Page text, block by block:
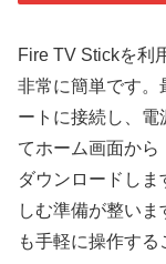
Fire TV Stickを利
非常に簡単です。
ートに接続し、電
てホーム画面か
ダウンロードし
しむ準備が整い
も手軽に操作する